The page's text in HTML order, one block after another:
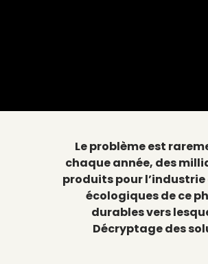
Le problème est
chaque année, des
produits pour l’industrie
écologiques de ce
durables vers
Décryptage des